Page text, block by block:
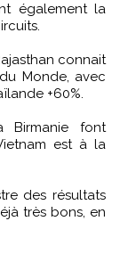
également la
connait
Monde, avec
+60%.
Birmanie font
est à la
des résultats
très bons, en